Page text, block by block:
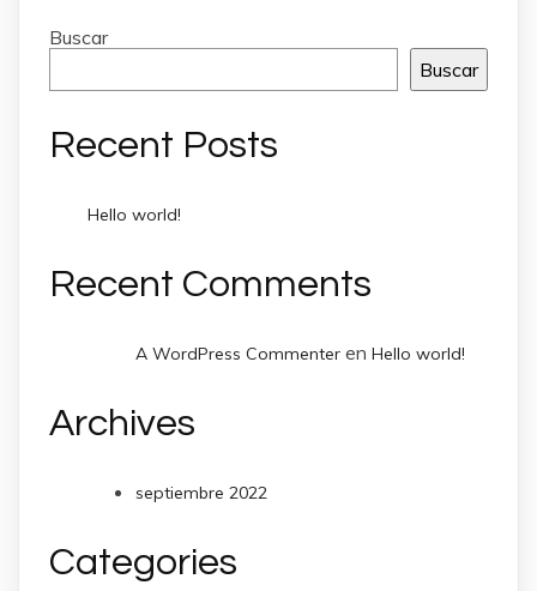
Buscar
Buscar
Recent Posts
Hello world!
Recent Comments
A WordPress Commenter en Hello world!
Archives
septiembre 2022
Categories